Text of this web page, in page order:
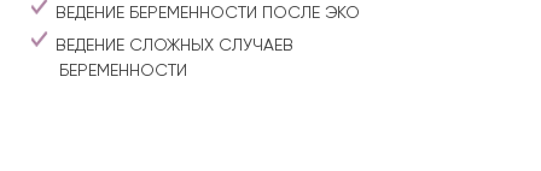
ВЕДЕНИЕ БЕРЕМЕННОСТИ ПОСЛЕ ЭКО
ВЕДЕНИЕ СЛОЖНЫХ СЛУЧАЕВ
БЕРЕМЕННОСТИ